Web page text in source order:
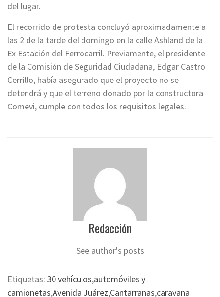
del lugar.
El recorrido de protesta concluyó aproximadamente a
las 2 de la tarde del domingo en la calle Ashland de la
Ex Estación del Ferrocarril. Previamente, el presidente
de la Comisión de Seguridad Ciudadana, Edgar Castro
Cerrillo, había asegurado que el proyecto no se
detendrá y que el terreno donado por la constructora
Comevi, cumple con todos los requisitos legales.
Redacción
See author's posts
Etiquetas: 30 vehículos,automóviles y
camionetas,Avenida Juárez,Cantarranas,caravana